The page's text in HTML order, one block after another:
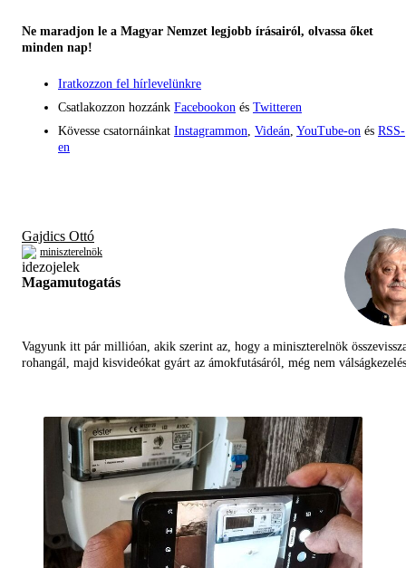
Ne maradjon le a Magyar Nemzet legjobb írásairól, olvassa őket
minden nap!
Iratkozzon fel hírlevelünkre
Csatlakozzon hozzánk Facebookon és Twitteren
Kövesse csatornáinkat Instagrammon, Videán, YouTube-on és RSS-
en
Gajdics Ottó
miniszterelnök
Magamutogatás
Vagyunk itt pár millióan, akik szerint az, hogy a miniszterelnök
rohangál, majd kisvideókat gyárt az ámokfutásáról, még nem